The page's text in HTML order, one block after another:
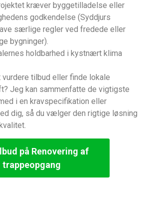
kræver byggetilladelse eller
godkendelse (Syddjurs
særlige regler ved fredede eller
bygninger).
holdbarhed i kystnært klima
tilbud eller finde lokale
Jeg kan sammenfatte de vigtigste
i en kravspecifikation eller
dig, så du vælger den rigtige løsning
på Renovering af
trappeopgang